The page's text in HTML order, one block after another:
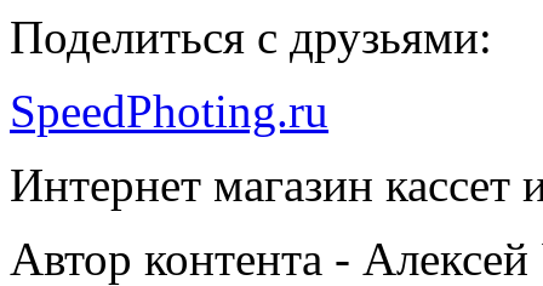
Поделиться с друзьями:
SpeedPhoting.ru
Интернет магазин кассет
Автор контента - Алексей